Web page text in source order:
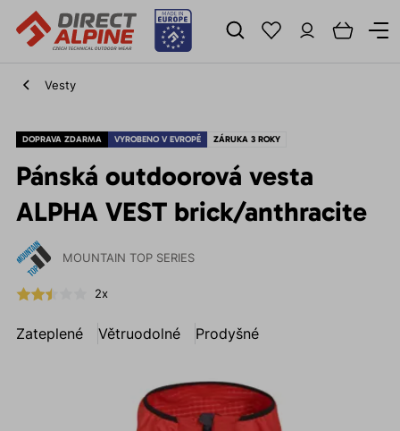
Vesty
DOPRAVA ZDARMA VYROBENO V EVROPĚ ZÁRUKA 3 ROKY
Pánská outdoorová vesta
ALPHA VEST brick/anthracite
MOUNTAIN TOP SERIES
2x
Zateplené Větruodolné Prodyšné